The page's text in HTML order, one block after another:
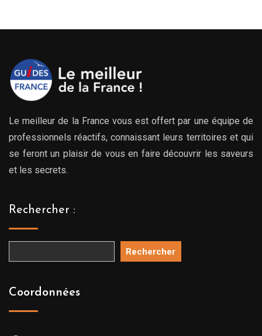
Le meilleur de la France vous est offert par une équipe de
professionnels réactifs, connaissant leurs territoires et qui
se feront un plaisir de vous en faire découvrir les saveurs
et les secrets.
Rechercher :
Rechercher
Coordonnées